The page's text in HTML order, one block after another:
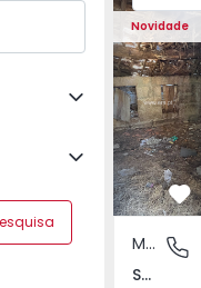
Novidade
Moradia
São
Moradia Rústica
São Tomé do Castelo e Justes, Vila Real